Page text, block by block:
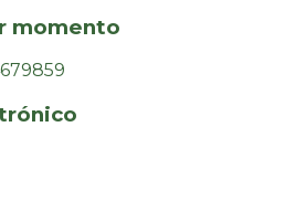
momento